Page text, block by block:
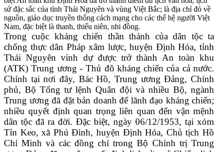
sử đặc sắc của tỉnh Thái Nguyên và vùng Việt Bắc; là địa chỉ đỏ về
nguồn, giáo dục truyền thống cách mạng cho các thế hệ người Việt
Nam, đặc biệt là thanh, thiếu niên, nhi đồng.
Trong cuộc kháng chiến thần thánh của dân tộc ta
chống thực dân Pháp xâm lược, huyện Định Hóa, tỉnh
Thái Nguyên vinh dự được trở thành An toàn khu
(ATK) Trung ương - Thủ đô kháng chiến của cả nước.
Chính tại nơi đây, Bác Hồ, Trung ương Đảng, Chính
phủ, Bộ Tổng tư lệnh Quân đội và nhiều Bộ, ngành
Trung ương đã đặt bản doanh để lãnh đạo kháng chiến;
nhiều quyết định quan trọng liên quan đến vận mệnh
dân tộc đã ra đời. Đặc biệt, ngày 06/12/1953, tại xóm
Tỉn Keo, xã Phú Đình, huyện Định Hóa, Chủ tịch Hồ
Chí Minh và các đồng chí trong Bộ Chính trị Trung